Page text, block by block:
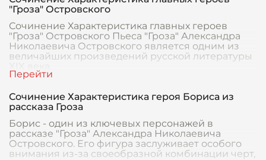
"Гроза" Островского
Сочинение Характеристика главных героев
"Гроза" Островского Пьеса "Гроза" Александра
Николаевича Островского является одним из
величайших произведений русской литературы
XIX века.
Сочинение Характеристика героя Бориса из
рассказа Гроза
Борис - один из ключевых персонажей в
рассказе "Гроза" Александра Николаевича
Островского. Его фигура заслуживает особого
внимания из-за своеобразной комбинации черт,